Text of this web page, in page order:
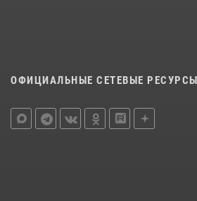
ОФИЦИАЛЬНЫЕ СЕТЕВЫЕ РЕСУРСЫ